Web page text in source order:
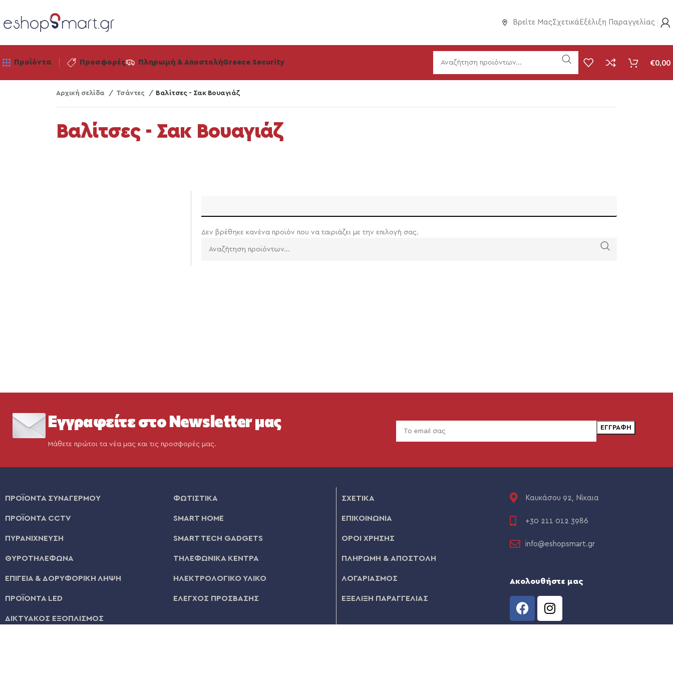
Βρείτε ΜαςΣχετικά Εξέλιξη Παραγγελίας
Προϊόντα Προσφορές Πληρωμή & ΑποστολήGreece Security €0,00
Αρχική σελίδα Τσάντες Βαλίτσες - Σακ Βουαγιάζ
Βαλίτσες - Σακ Βουαγιάζ
Δεν βρέθηκε κανένα προϊόν που να ταιριάζει με την επιλογή σας.
Εγγραφείτε στο Newsletter μας
Μάθετε πρώτοι τα νέα μας και τις προσφορές μας.
ΠΡΟΪΟΝΤΑ ΣΥΝΑΓΕΡΜΟΥ
ΠΡΟΪΟΝΤΑ CCTV
ΠΥΡΑΝΙΧΝΕΥΣΗ
ΘΥΡΟΤΗΛΕΦΩΝΑ
ΕΠΙΓΕΙΑ & ΔΟΡΥΦΟΡΙΚΗ ΛΗΨΗ
ΠΡΟΪΟΝΤΑ LED
ΔΙΚΤΥΑΚΟΣ ΕΞΟΠΛΙΣΜΟΣ
ΦΩΤΙΣΤΙΚΑ
SMART HOME
SMART TECH GADGETS
ΤΗΛΕΦΩΝΙΚΑ ΚΕΝΤΡΑ
ΗΛΕΚΤΡΟΛΟΓΙΚΟ ΥΛΙΚΟ
ΕΛΕΓΧΟΣ ΠΡΟΣΒΑΣΗΣ
ΣΧΕΤΙΚΑ
ΕΠΙΚΟΙΝΩΝΙΑ
ΟΡΟΙ ΧΡΗΣΗΣ
ΠΛΗΡΩΜΗ & ΑΠΟΣΤΟΛΗ
ΛΟΓΑΡΙΑΣΜΟΣ
ΕΞΕΛΙΞΗ ΠΑΡΑΓΓΕΛΙΑΣ
Καυκάσου 92, Νίκαια
+30 211 012 3986
info@eshopsmart.gr
Ακολουθήστε μας